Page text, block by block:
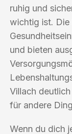
ruhig und
wichtig ist. Die
und bieten
Villach
für andere
Wenn du dich